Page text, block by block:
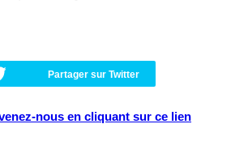
Partager sur Twitter
nous en cliquant sur ce lien